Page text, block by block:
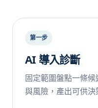
第一步
AI 導入診斷
固定範圍盤點一條
與風險，產出可供決